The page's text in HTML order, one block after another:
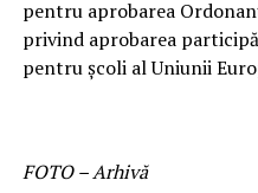
pentru aprobarea
privind aprobarea
pentru şcoli al Uniunii
FOTO – Arhivă